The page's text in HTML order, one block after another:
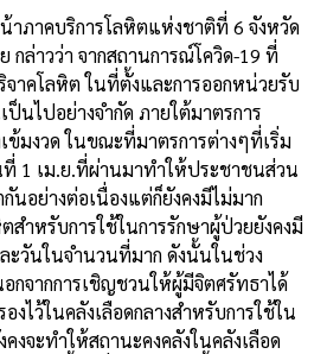
ภาคบริการโลหิตแห่งชาติที่ 6 จังหวัด
กล่าวว่า จากสถานการณ์โควิด-19 ที่
จาคโลหิต ในที่ตั้งและการออกหน่วยรับ
นไปอย่างจำกัด ภายใต้มาตรการ
ข้มงวด ในขณะที่มาตรการต่างๆที่เริ่ม
1 เม.ย.ที่ผ่านมาทำให้ประชาชนส่วน
นอย่างต่อเนื่องแต่ก็ยังคงมีไม่มาก
สำหรับการใช้ในการรักษาผู้ป่วยยังคงมี
ะวันในจำนวนที่มาก ดังนั้นในช่วง
กจากการเชิญชวนให้ผู้มีจิตศรัทธาได้
งไว้ในคลังเลือดกลางสำหรับการใช้ใน
งจะทำให้สถานะคงคลังในคลังเลือด